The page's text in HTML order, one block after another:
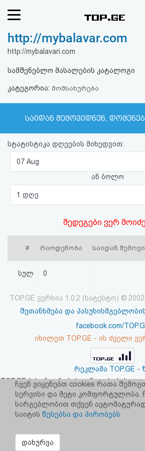
რეიტინგი
ფოსტა
კითხვა-
პასუხი
ავტორიზაცია
რეგისტრაცია
HTML
კოდი
სალიცენზიო
პასუხისმგებლობის
უარყოფა
http://mybalavar.com
http://mybalavari.com
სამშენებლო მასალების კატალოგი
კატეგორია: მომსახურება
საიდან შემოვიდნენ,
სტატისტიკა დღეების მიხედვით:
07 Aug
ან ბოლო
1 დღე
შედეგები ვერ
# რაოდენობა საიდან
სულ 0
TOP.GE ვერსია 1.0.2 (სატესტო) ©
შეთანხმება და
facebook.com/
იხილეთ TOP.GE - ის ძველი
რეკლამა TOP.GE -
TOP.GE-ს სერვერების განთავსებას
უზრუნველყოფს:
ჩვენ ვიყენებთ cookies რათა
სერვისი და მეტი კომფორტულობა.
სარგებლობით თქვენ
საიტის წესებსა და პირობებს
დახურვა